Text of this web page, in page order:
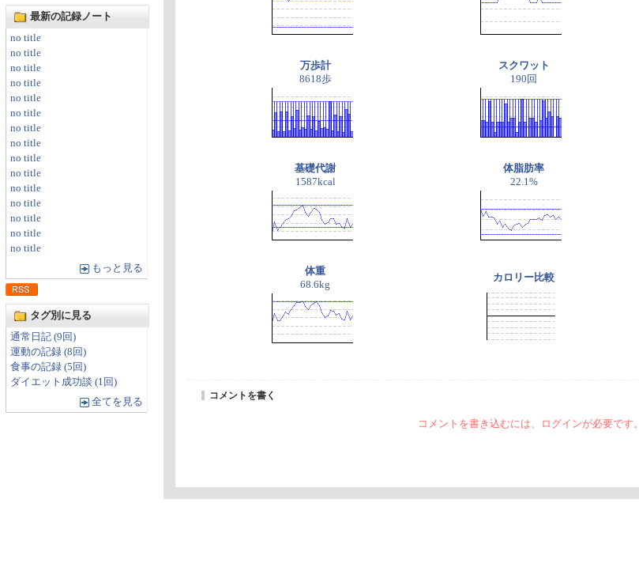
最新の記録ノート
no title
no title
no title
no title
no title
no title
no title
no title
no title
no title
no title
no title
no title
no title
no title
もっと見る
タグ別に見る
通常日記 (9回)
運動の記録 (8回)
食事の記録 (5回)
ダイエット成功談 (1回)
全てを見る
万歩計
8618歩
スクワット
190回
基礎代謝
1587kcal
体脂肪率
22.1%
体重
68.6kg
カロリー比較
コメントを書く
コメントを書き込むには、ログインが必要です。